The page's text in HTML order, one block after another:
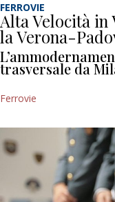
FERROVIE
Alta Velocità in
la Verona-
trasversale da
Ferrovie